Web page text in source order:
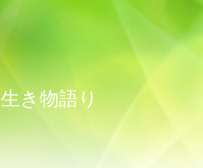
生き物語り